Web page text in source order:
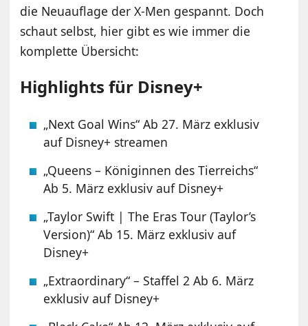
die Neuauflage der X-Men gespannt. Doch
schaut selbst, hier gibt es wie immer die
komplette Übersicht:
Highlights für Disney+
„Next Goal Wins“ Ab 27. März exklusiv
auf Disney+ streamen
„Queens – Königinnen des Tierreichs“
Ab 5. März exklusiv auf Disney+
„Taylor Swift | The Eras Tour (Taylor’s
Version)“ Ab 15. März exklusiv auf
Disney+
„Extraordinary“ – Staffel 2 Ab 6. März
exklusiv auf Disney+